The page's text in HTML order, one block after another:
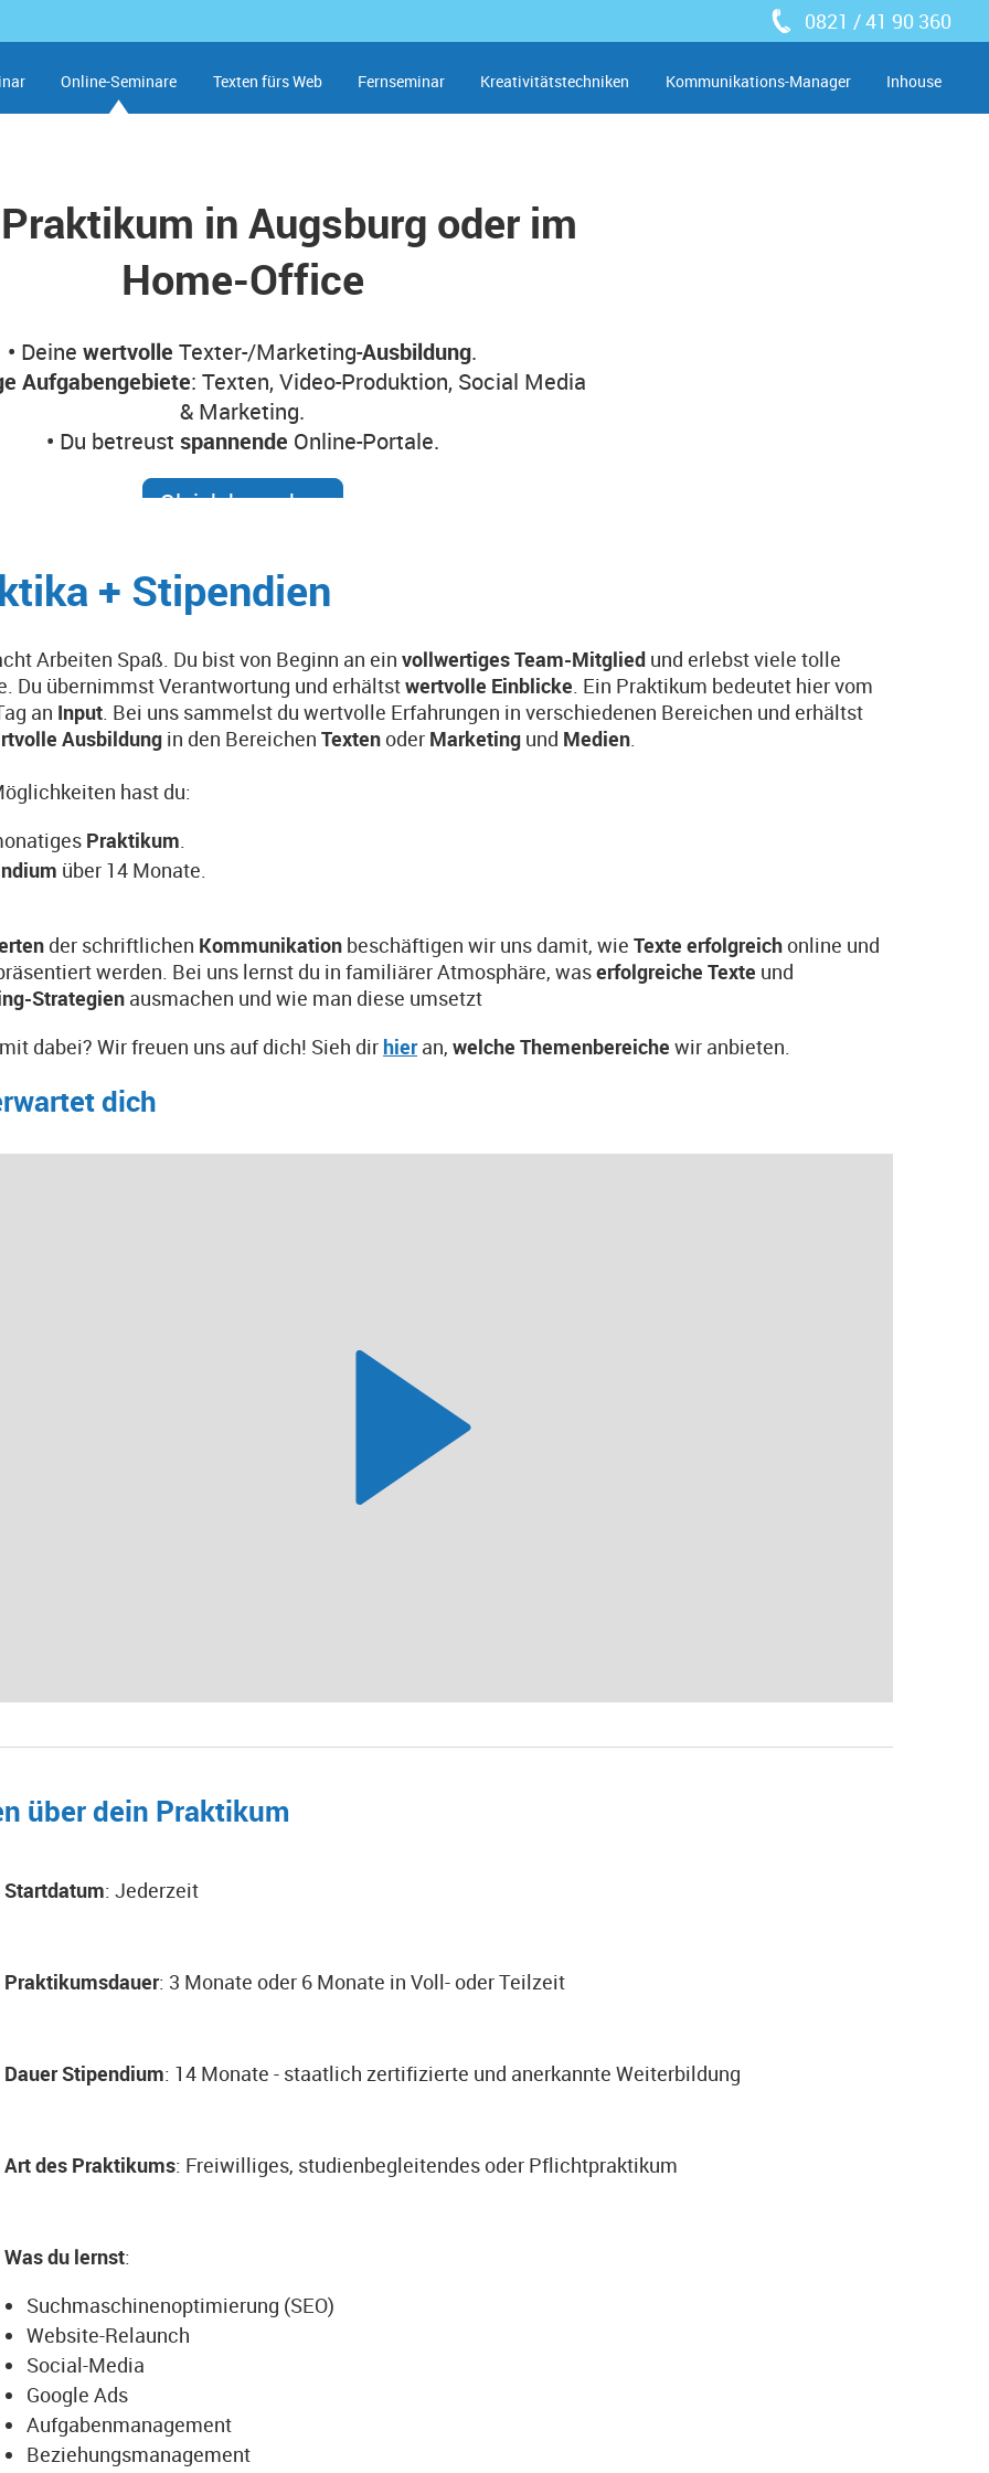
0821 / 41 90 360
Online-Seminare Texten fürs Web Fernseminar Kreativitätstechniken Kommunikations-Manager Inhouse
in Augsburg oder im
Home-Office
• Deine wertvolle Texter-/Marketing-Ausbildung.
Aufgabengebiete: Texten, Video-Produktion, Social Media
& Marketing.
• Du betreust spannende Online-Portale.
Gleich bewerben
+ Stipendien
Arbeiten Spaß. Du bist von Beginn an ein vollwertiges Team-Mitglied und erlebst viele tolle
Du übernimmst Verantwortung und erhältstwertvolle Einblicke. Ein Praktikum bedeutet hier vom
an Input. Bei uns sammelst du wertvolle Erfahrungen in verschiedenen Bereichen und erhältst
Ausbildung in den Bereichen Textenoder Marketing und Medien.
hast du:
Praktikum.
über 14 Monate.
der schriftlichen Kommunikation beschäftigen wir uns damit, wie Texte erfolgreichonline und
werden. Bei uns lernst du in familiärer Atmosphäre, waserfolgreiche Texte und
Strategien ausmachen und wie man diese umsetzt
dabei? Wir freuen uns auf dich! Sieh dir hieran, welche Themenbereiche wir anbieten.
dich
über dein Praktikum
Startdatum: Jederzeit
Praktikumsdauer: 3 Monate oder 6 Monate in Voll- oder Teilzeit
Dauer Stipendium: 14 Monate - staatlich zertifizierte und anerkannte Weiterbildung
Art des Praktikums: Freiwilliges, studienbegleitendes oder Pflichtpraktikum
Was du lernst:
Suchmaschinenoptimierung (SEO)
Website-Relaunch
Social-Media
Google Ads
Aufgabenmanagement
Beziehungsmanagement